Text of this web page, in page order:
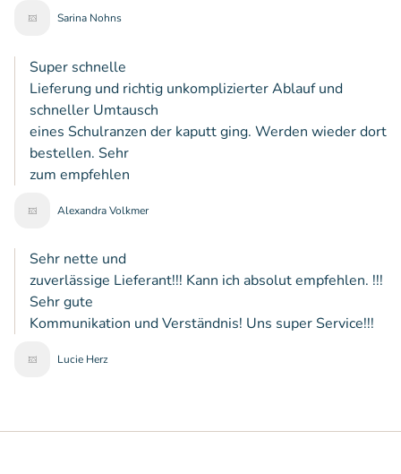
Sarina Nohns
Super schnelle
Lieferung und richtig unkomplizierter Ablauf und
schneller Umtausch
eines Schulranzen der kaputt ging. Werden wieder dort
bestellen. Sehr
zum empfehlen
Alexandra Volkmer
Sehr nette und
zuverlässige Lieferant!!! Kann ich absolut empfehlen. !!!
Sehr gute
Kommunikation und Verständnis! Uns super Service!!!
Lucie Herz